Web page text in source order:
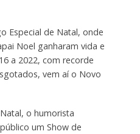
Especial de Natal, onde
Noel ganharam vida e
a 2022, com recorde
vem aí o Novo
o humorista
um Show de